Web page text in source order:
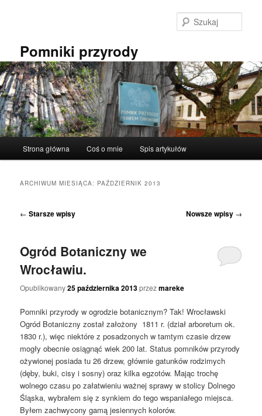
Pomniki przyrody
Strona główna Coś o mnie Spis artykułów
ARCHIWUM MIESIĄCA: PAŹDZIERNIK 2013
Nawigacja
← Starsze wpisy Nowsze wpisy →
Ogród Botaniczny we
Wrocławiu.
Opublikowany25 października 2013przezmareke
Pomniki przyrody w ogrodzie botanicznym? Tak! Wrocławski
Ogród Botaniczny został założony 1811 r. (dział arboretum ok.
1830 r.), więc niektóre z posadzonych w tamtym czasie drzew
mogły obecnie osiągnąć wiek 200 lat. Status pomników przyrody
ożywionej posiada tu 26 drzew, głównie gatunków rodzimych
(dęby, buki, cisy i sosny) oraz kilka egzotów. Mając trochę
wolnego czasu po załatwieniu ważnej sprawy w stolicy Dolnego
Śląska, wybrałem się z synkiem do tego wspaniałego miejsca.
Byłem zachwycony gamą jesiennych kolorów.